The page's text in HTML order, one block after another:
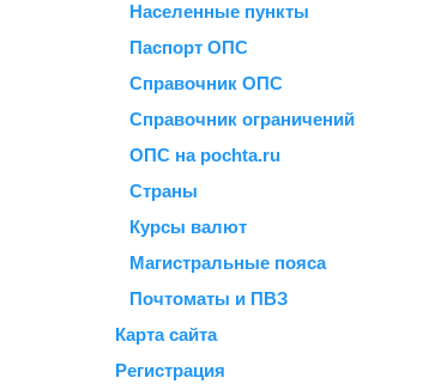
Населенные пункты
Паспорт ОПС
Справочник ОПС
Справочник ограничений
ОПС на pochta.ru
Страны
Курсы валют
Магистральные пояса
Почтоматы и ПВЗ
Карта сайта
Регистрация